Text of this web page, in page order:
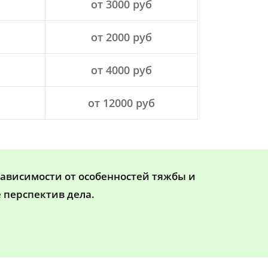
от 3000 руб
от 2000 руб
от 4000 руб
от 12000 руб
от особенностей тяжбы и
дела.